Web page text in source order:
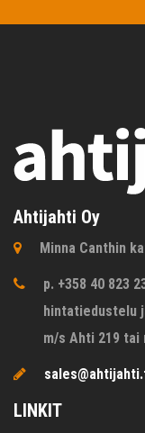
Ahtijahti Oy
Minna Canthin
p. +358 40 823
hintatiedustelu
m/s Ahti 219 tai
LINKIT